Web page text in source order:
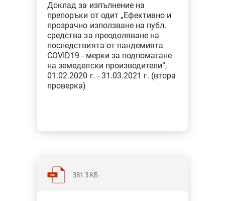
земеделие
Тип: Одит на изпълнение
Двете неизпълнени препоръки от
първата проверка са изпълнени
Доклад за изпълнение на
препоръки от одит „Ефективно и
прозрачно използване на публ.
средства за преодоляване на
последствията от пандемията
COVID19 - мерки за подпомагане
на земеделски производители“,
01.02.2020 г. - 31.03.2021 г. (втора
проверка)
381.3 KБ